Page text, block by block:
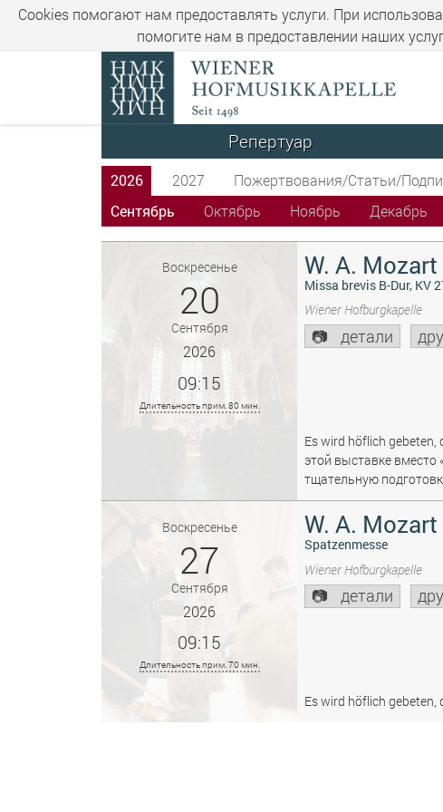
Cookies помогают нам предоставлять услуги. При
помогите нам в предоставлении наших
Репертуар
2026 2027 Пожертвования/Статьи/
Сентябрь
Октябрь Ноябрь Декабрь
Воскресенье
20
Сентября
2026
09:15
Длительность прим. 80 мин.
W. A. Mozart
Missa brevis B-Dur, KV
Wiener Hofburgkapelle
детали
Es wird höflich gebeten,
этой выставке вместо
тщательную
Воскресенье
27
Сентября
2026
09:15
Длительность прим. 70 мин.
W. A. Mozart
Spatzenmesse
Wiener Hofburgkapelle
детали
Es wird höflich gebeten,